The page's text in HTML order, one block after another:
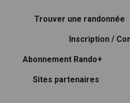
Trouver une randonnée
Inscription /
Abonnement Rando+
Sites partenaires